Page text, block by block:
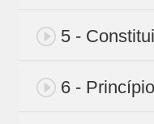
5 -
6 -